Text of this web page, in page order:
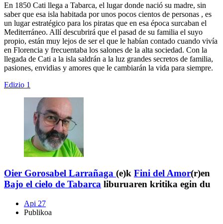
En 1850 Cati llega a Tabarca, el lugar donde nació su madre, sin
saber que esa isla habitada por unos pocos cientos de personas , es
un lugar estratégico para los piratas que en esa época surcaban el
Mediterráneo. Allí descubrirá que el pasad de su familia el suyo
propio, están muy lejos de ser el que le habían contado cuando vivía
en Florencia y frecuentaba los salones de la alta sociedad. Con la
llegada de Cati a la isla saldrán a la luz grandes secretos de familia,
pasiones, envidias y amores que le cambiarán la vida para siempre.
Edizio 1
Oier Gorosabel Larrañaga (e)k Fini del Amor(r)en
Bajo el cielo de Tabarca liburuaren kritika egin du
Api 27
Publikoa